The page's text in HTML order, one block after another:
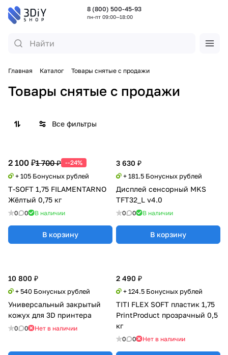
8 (800) 500-45-93
пн-пт 09:00—18:00
Главная Каталог Товары снятые с продажи
Товары снятые с продажи
Все фильтры
2 100 ₽1 700 ₽ --24%
+ 105 Бонусных рублей
T-SOFT 1,75 FILAMENTARNO
Жёлтый 0,75 кг
0 0 В наличии
В корзину
3 630 ₽
+ 181.5 Бонусных рублей
Дисплей сенсорный MKS
TFT32_L v4.0
0 0 В наличии
В корзину
10 800 ₽
+ 540 Бонусных рублей
Универсальный закрытый
кожух для 3D принтера
0 0 Нет в наличии
2 490 ₽
+ 124.5 Бонусных рублей
TITI FLEX SOFT пластик 1,75
PrintProduct прозрачный 0,5
кг
0 0 Нет в наличии